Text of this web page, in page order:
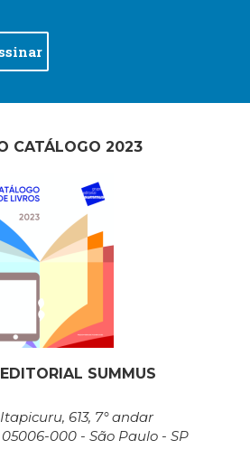
CATÁLOGO 2023
SUMMUS
613, 7° andar
000 - São Paulo - SP